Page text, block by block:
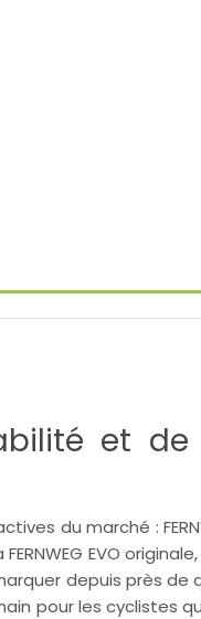
et de
du marché :
EVO
depuis près de
pour les cyclistes